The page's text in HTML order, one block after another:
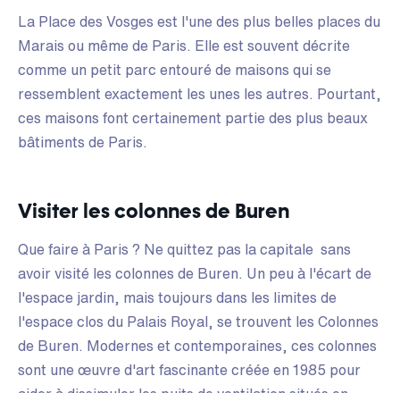
La Place des Vosges est l'une des plus belles places du
Marais ou même de Paris. Elle est souvent décrite
comme un petit parc entouré de maisons qui se
ressemblent exactement les unes les autres. Pourtant,
ces maisons font certainement partie des plus beaux
bâtiments de Paris.
Visiter les colonnes de Buren
Que faire à Paris ? Ne quittez pas la capitale sans
avoir visité les colonnes de Buren. Un peu à l'écart de
l'espace jardin, mais toujours dans les limites de
l'espace clos du Palais Royal, se trouvent les Colonnes
de Buren. Modernes et contemporaines, ces colonnes
sont une œuvre d'art fascinante créée en 1985 pour